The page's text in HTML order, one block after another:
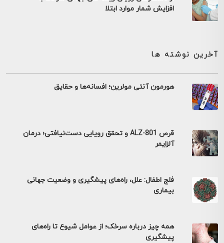
افزایش شمار موارد ابتلا
آخرین نوشته ها
هورمون آنتی مولرین؛ افسانه‌ها و حقایق
قرص ALZ-801 و تحقق رویایی دست‌نیافتی؛ درمان
آلزایمر
فلج اطفال: علل، راه‌های پیشگیری و وضعیت جهانی
بیماری
همه چیز درباره سرخک؛ از عوامل شیوع تا راه‌های
پیشگیری